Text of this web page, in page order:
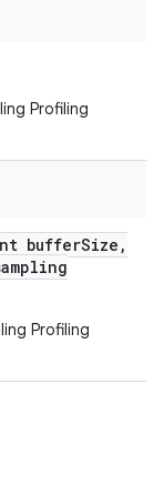
Profiling
bufferSize ,
Profiling